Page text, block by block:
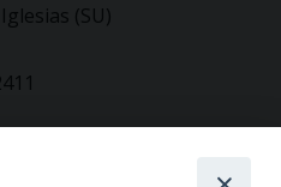
(SU)